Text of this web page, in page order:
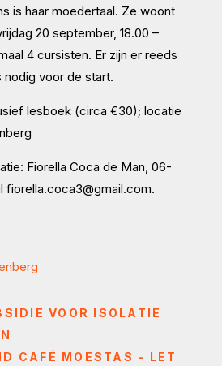
is haar moedertaal. Ze woont
20 september, 18.00 –
4 cursisten. Er zijn er reeds
nodig voor de start.
lesboek (circa €30); locatie
Fiorella Coca de Man, 06-
fiorella.coca3@gmail.com.
VOOR ISOLATIE
CAFÉ MOESTAS - LET